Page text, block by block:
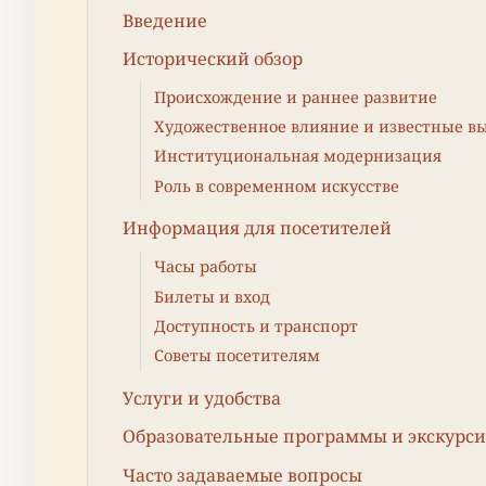
Введение
Исторический обзор
Происхождение и раннее развитие
Художественное влияние и известные
Институциональная модернизация
Роль в современном искусстве
Информация для посетителей
Часы работы
Билеты и вход
Доступность и транспорт
Советы посетителям
Услуги и удобства
Образовательные программы и
Часто задаваемые вопросы